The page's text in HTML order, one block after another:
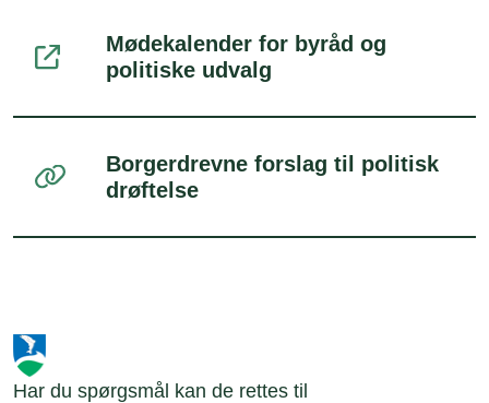
Mødekalender for byråd og
politiske udvalg
Borgerdrevne forslag til politisk
drøftelse
Har du spørgsmål kan de rettes til